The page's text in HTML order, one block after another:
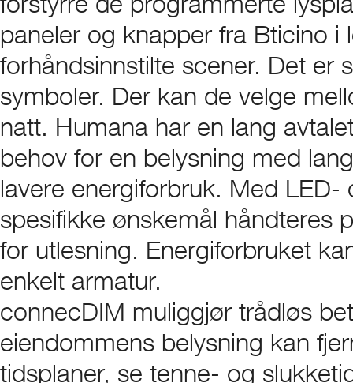
paneler og knapper fra Bticino i
forhåndsinnstilte scener. Det er
symboler. Der kan de velge
natt. Humana har en lang
behov for en belysning med
lavere energiforbruk. Med
spesifikke ønskemål håndteres
for utlesning. Energiforbruket
enkelt armatur.
connecDIM muliggjør trådløs
eiendommens belysning kan
tidsplaner, se tenne- og